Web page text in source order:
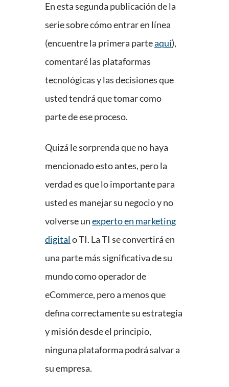
En esta segunda publicación de la
serie sobre cómo entrar en línea
(encuentre la primera parteaquí),
comentaré las plataformas
tecnológicas y las decisiones que
usted tendrá que tomar como
parte de ese proceso.
Quizá le sorprenda que no haya
mencionado esto antes, pero la
verdad es que lo importante para
usted es manejar su negocio y no
volverse unexperto en marketing
digitalo TI. La TI se convertirá en
una parte más significativa de su
mundo como operador de
eCommerce, pero a menos que
defina correctamente su estrategia
y misión desde el principio,
ninguna plataforma podrá salvar a
su empresa.